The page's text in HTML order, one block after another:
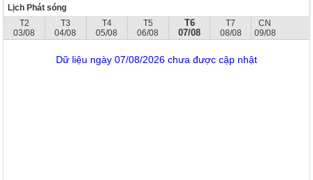
Lịch Phát sóng
T2
03/08
T3
04/08
T4
05/08
T5
06/08
T6
07/08
T7
08/08
CN
09/08
Dữ liệu ngày 07/08/2026 chưa được cập nhật